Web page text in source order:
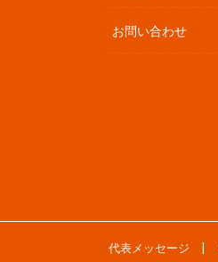
お問い合わせ
代表メッセージ